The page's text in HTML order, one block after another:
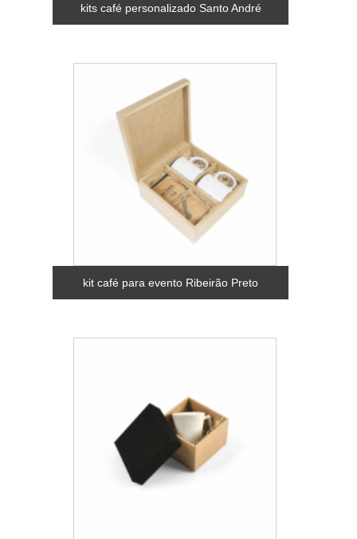
kits café personalizado Santo André
kit café para evento Ribeirão Preto